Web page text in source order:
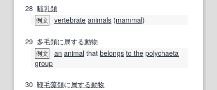
28 哺乳類
例文 vertebrate animals (mammal)
29 多毛類に 属する動物
例文 an animal that belongs to the polychaeta
group
30 鞭毛藻類に 属する動物